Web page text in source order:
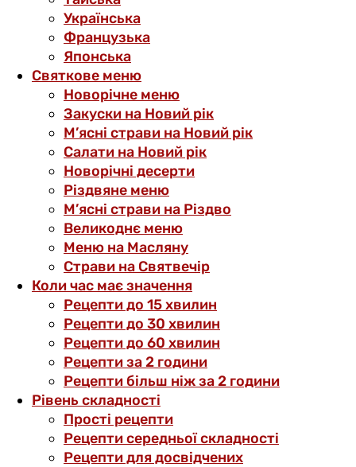
Українська
Французька
Японська
Святкове меню
Новорічне меню
Закуски на Новий рік
М’ясні страви на Новий рік
Салати на Новий рік
Новорічні десерти
Різдвяне меню
М’ясні страви на Різдво
Великоднє меню
Меню на Масляну
Страви на Святвечір
Коли час має значення
Рецепти до 15 хвилин
Рецепти до 30 хвилин
Рецепти до 60 хвилин
Рецепти за 2 години
Рецепти більш ніж за 2 години
Рівень складності
Прості рецепти
Рецепти середньої складності
Рецепти для досвідчених